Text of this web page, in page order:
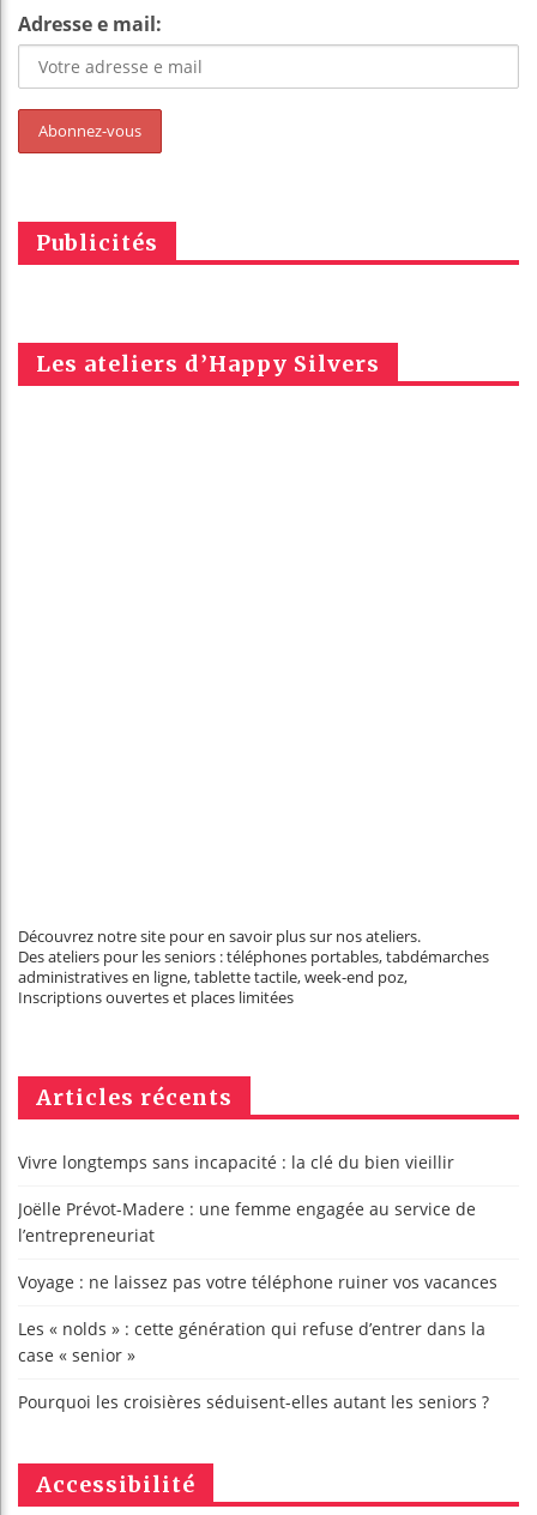
Adresse e mail:
Publicités
Les ateliers d’Happy Silvers
Découvrez notre site pour en savoir plus sur nos ateliers.
Des ateliers pour les seniors : téléphones portables, tabdémarches
administratives en ligne, tablette tactile, week-end poz,
Inscriptions ouvertes et places limitées
Articles récents
Vivre longtemps sans incapacité : la clé du bien vieillir
Joëlle Prévot-Madere : une femme engagée au service de
l’entrepreneuriat
Voyage : ne laissez pas votre téléphone ruiner vos vacances
Les « nolds » : cette génération qui refuse d’entrer dans la
case « senior »
Pourquoi les croisières séduisent-elles autant les seniors ?
Accessibilité